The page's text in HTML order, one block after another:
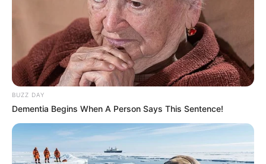
legkisebb, hogy az Építési és Közlekedési
Minisztériumban még a porcelánok is eltűntek, már
csak a lista van ott. De hogy ez volt a
legfontosabb, hogy egy ilyen állapotban, egy ilyen
gazdasági és pénzügyi helyzetben lévő országban,
még kössenek a haverokkal egy 1300 milliárdos,
hitelre alapozott szerződést, az szerintem
Péter a távozó Orbán-kormány minisztereinek.
BUZZ DAY
Dementia Begins When A Person Says This Sentence!